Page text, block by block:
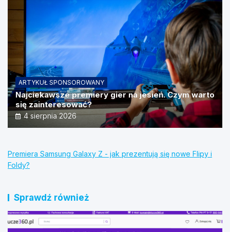
ARTYKUŁ SPONSOROWANY
Najciekawsze premiery gier na jesień. Czym warto
się zainteresować?
4 sierpnia 2026
Premiera Samsung Galaxy Z - jak prezentują się nowe Flipy i
Foldy?
Sprawdź również